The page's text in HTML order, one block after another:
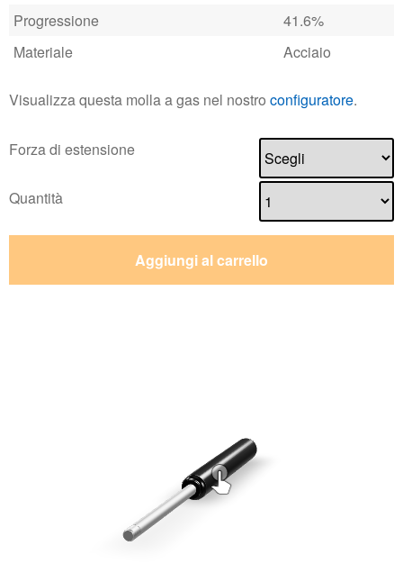
Progressione
41.6%
Materiale
Acciaio
Visualizza questa molla a gas nel nostro configuratore.
Forza di estensione
Quantità
Aggiungi al carrello